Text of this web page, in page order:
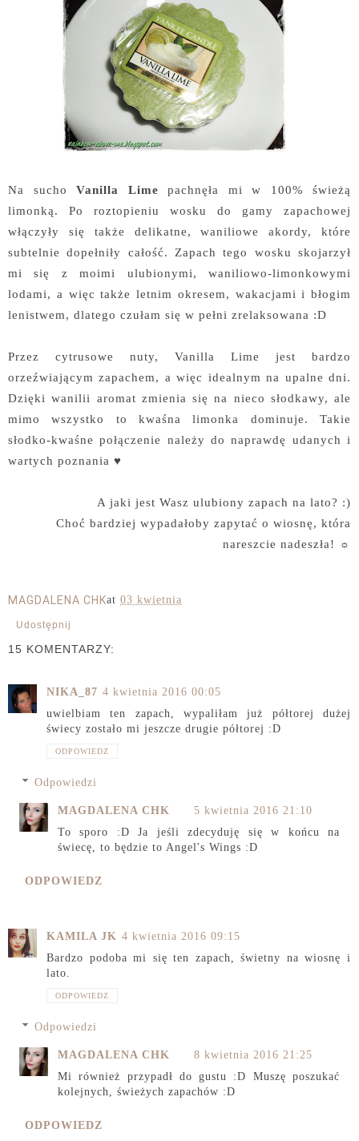
Na sucho Vanilla Lime pachnęła mi w 100% świeżą
limonką. Po roztopieniu wosku do gamy zapachowej
włączyły się także delikatne, waniliowe akordy, które
subtelnie dopełniły całość. Zapach tego wosku skojarzył
mi się z moimi ulubionymi, waniliowo-limonkowymi
lodami, a więc także letnim okresem, wakacjami i błogim
lenistwem, dlatego czułam się w pełni zrelaksowana :D
Przez cytrusowe nuty, Vanilla Lime jest bardzo
orzeźwiającym zapachem, a więc idealnym na upalne dni.
Dzięki wanilii aromat zmienia się na nieco słodkawy, ale
mimo wszystko to kwaśna limonka dominuje. Takie
słodko-kwaśne połączenie należy do naprawdę udanych i
wartych poznania ♥
A jaki jest Wasz ulubiony zapach na lato? :)
Choć bardziej wypadałoby zapytać o wiosnę, która
nareszcie nadeszła! ☼
MAGDALENA CHKat 03 kwietnia
Udostępnij
15 KOMENTARZY:
NIKA_87 4 kwietnia 2016 00:05
uwielbiam ten zapach, wypaliłam już półtorej dużej
świecy zostało mi jeszcze drugie półtorej :D
ODPOWIEDZ
Odpowiedzi
MAGDALENA CHK
5 kwietnia 2016 21:10
To sporo :D Ja jeśli zdecyduję się w końcu na
świecę, to będzie to Angel's Wings :D
ODPOWIEDZ
KAMILA JK 4 kwietnia 2016 09:15
Bardzo podoba mi się ten zapach, świetny na wiosnę i
lato.
ODPOWIEDZ
Odpowiedzi
MAGDALENA CHK
8 kwietnia 2016 21:25
Mi również przypadł do gustu :D Muszę poszukać
kolejnych, świeżych zapachów :D
ODPOWIEDZ